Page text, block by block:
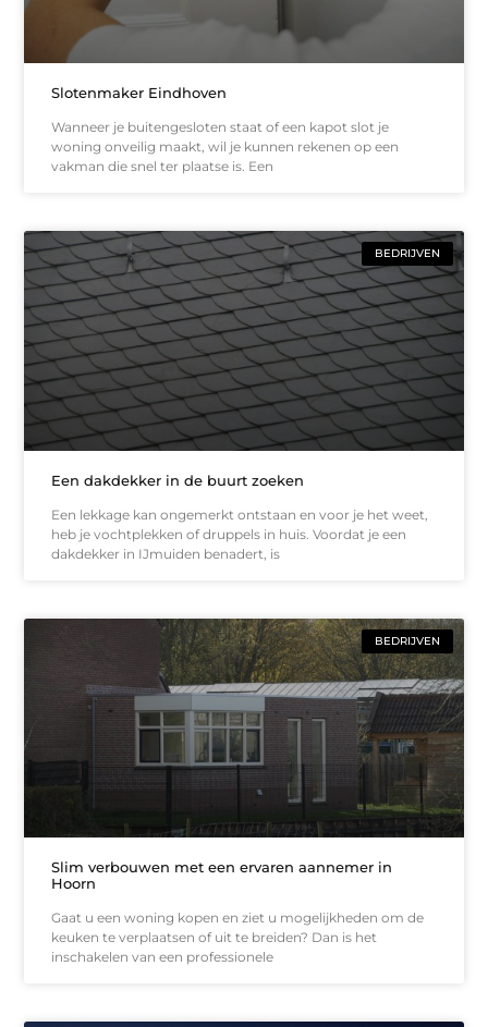
Slotenmaker Eindhoven
Wanneer je buitengesloten staat of een kapot slot je
woning onveilig maakt, wil je kunnen rekenen op een
vakman die snel ter plaatse is. Een
BEDRIJVEN
Een dakdekker in de buurt zoeken
Een lekkage kan ongemerkt ontstaan en voor je het weet,
heb je vochtplekken of druppels in huis. Voordat je een
dakdekker in IJmuiden benadert, is
BEDRIJVEN
Slim verbouwen met een ervaren aannemer in
Hoorn
Gaat u een woning kopen en ziet u mogelijkheden om de
keuken te verplaatsen of uit te breiden? Dan is het
inschakelen van een professionele